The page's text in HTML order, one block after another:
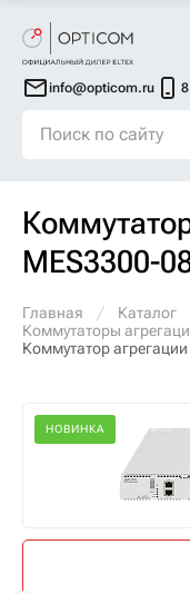
info@opticom.ru
MES3300-
Главная Каталог
Коммутаторы
Коммутатор
НОВИНКА